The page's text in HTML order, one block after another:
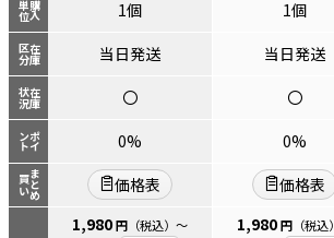
購入
単位
在庫
区分
在庫
状況
ポイ
ント
まとめ
買い
1個
1個
当日発送
当日発送
〇
〇
0%
0%
価格表
価格表
1,980円 （税込） ～ 1,980 円（税込）